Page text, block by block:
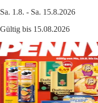
Sa. 1.8. - Sa. 15.8.2026
Gültig bis 15.08.2026